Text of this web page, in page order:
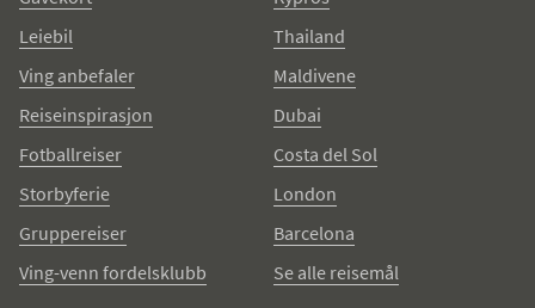
Leiebil
Ving anbefaler
Reiseinspirasjon
Fotballreiser
Storbyferie
Gruppereiser
Ving-venn fordelsklubb
Thailand
Maldivene
Dubai
Costa del Sol
London
Barcelona
Se alle reisemål